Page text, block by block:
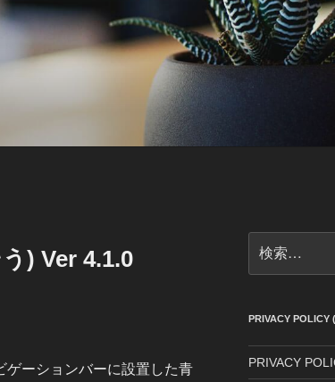
) Ver 4.1.0
ゲーションバーに設置した青
索:
PRIVACY POLICY
PRIVACY